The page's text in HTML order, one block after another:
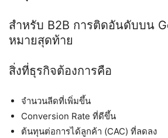
สำหรับ B2B การติดอันดับบน
หมายสุดท้าย
สิ่งที่ธุรกิจต้องการคือ
จำนวนลีดที่เพิ่มขึ้น
Conversion Rate ที่ดีขึ้น
ต้นทุนต่อการได้ลูกค้า (CAC) ที่ลดลง